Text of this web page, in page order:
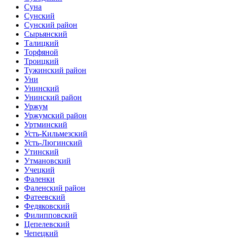
Суна
Сунский
Сунский район
Сырьянский
Талицкий
Торфяной
Троицкий
Тужинский район
Уни
Унинский
Унинский район
Уржум
Уржумский район
Уртминский
Усть-Кильмезский
Усть-Люгинский
Утинский
Утмановский
Учецкий
Фаленки
Фаленский район
Фатеевский
Федяковский
Филипповский
Цепелевский
Чепецкий